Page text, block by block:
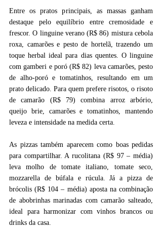
Entre os pratos principais, as massas ganham
destaque pelo equilíbrio entre cremosidade e
frescor. O linguine verano (R$ 86) mistura cebola
roxa, camarões e pesto de hortelã, trazendo um
toque herbal ideal para dias quentes. O linguine
com gamberi e poró (R$ 82) leva camarões, pesto
de alho-poró e tomatinhos, resultando em um
prato delicado. Para quem prefere risotos, o risoto
de camarão (R$ 79) combina arroz arbório,
queijo brie, camarões e tomatinhos, mantendo
leveza e intensidade na medida certa.
As pizzas também aparecem como boas pedidas
para compartilhar. A rucolitana (R$ 97 – média)
leva molho de tomate italiano, tomate seco,
mozzarella de búfala e rúcula. Já a pizza de
brócolis (R$ 104 – média) aposta na combinação
de abobrinhas marinadas com camarão salteado,
ideal para harmonizar com vinhos brancos ou
drinks da casa.